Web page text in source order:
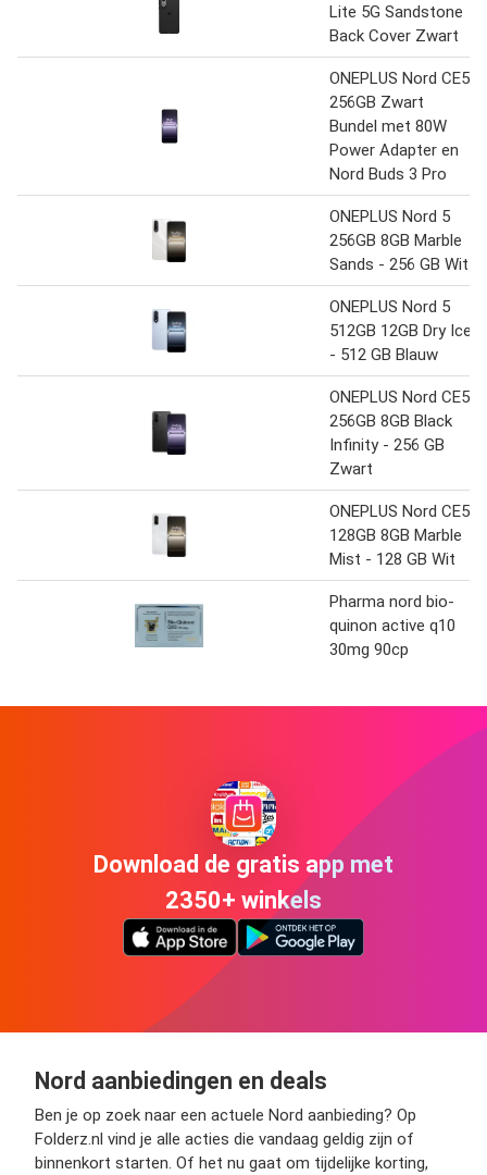
Lite 5G Sandstone
Back Cover Zwart
ONEPLUS Nord CE5
256GB Zwart
Bundel met 80W
Power Adapter en
Nord Buds 3 Pro
ONEPLUS Nord 5
256GB 8GB Marble
Sands - 256 GB Wit
ONEPLUS Nord 5
512GB 12GB Dry Ice
- 512 GB Blauw
ONEPLUS Nord CE5
256GB 8GB Black
Infinity - 256 GB
Zwart
ONEPLUS Nord CE5
128GB 8GB Marble
Mist - 128 GB Wit
Pharma nord bio-
quinon active q10
30mg 90cp
Download de gratis app met
2350+ winkels
Nord aanbiedingen en deals
Ben je op zoek naar een actuele Nord aanbieding? Op
Folderz.nl vind je alle acties die vandaag geldig zijn of
binnenkort starten. Of het nu gaat om tijdelijke korting,